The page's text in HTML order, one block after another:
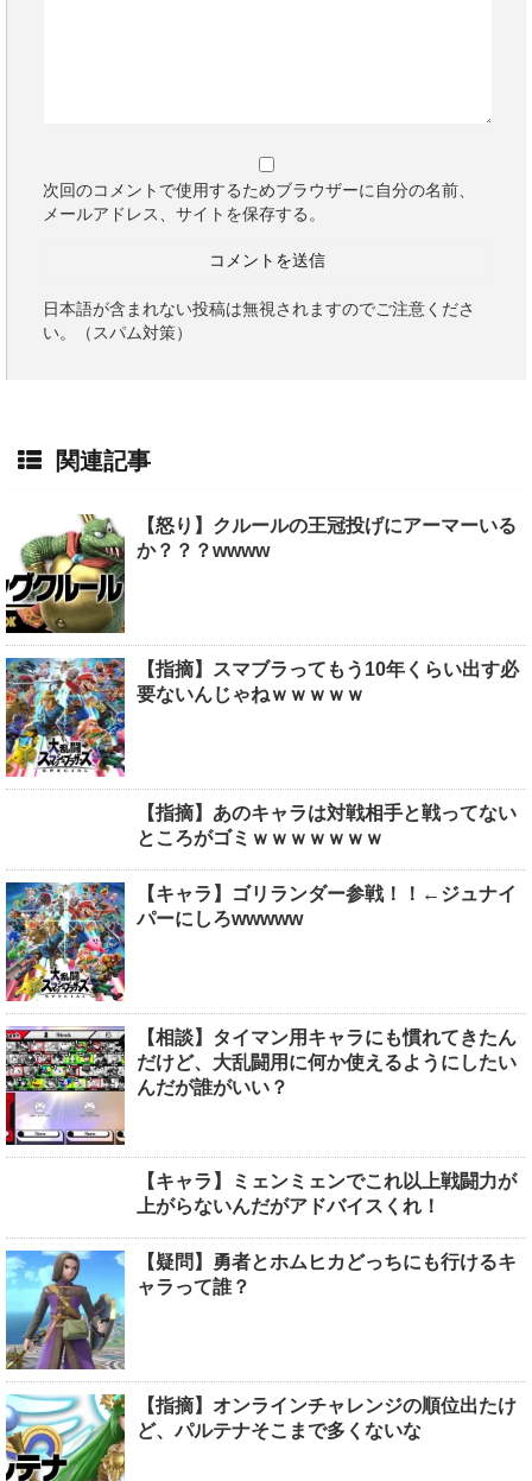
次回のコメントで使用するためブラウザーに自分の名前、
メールアドレス、サイトを保存する。
日本語が含まれない投稿は無視されますのでご注意くださ
い。（スパム対策）
関連記事
【怒り】クルールの王冠投げにアーマーいる
か？？？wwww
【指摘】スマブラってもう10年くらい出す必
要ないんじゃねｗｗｗｗｗ
【指摘】あのキャラは対戦相手と戦ってない
ところがゴミｗｗｗｗｗｗｗ
【キャラ】ゴリランダー参戦！！←ジュナイ
パーにしろwwwww
【相談】タイマン用キャラにも慣れてきたん
だけど、大乱闘用に何か使えるようにしたい
んだが誰がいい？
【キャラ】ミェンミェンでこれ以上戦闘力が
上がらないんだがアドバイスくれ！
【疑問】勇者とホムヒカどっちにも行けるキ
ャラって誰？
【指摘】オンラインチャレンジの順位出たけ
ど、パルテナそこまで多くないな